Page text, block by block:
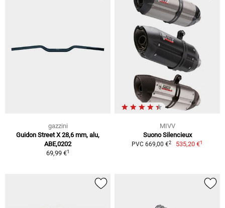
gazzini
Guidon Street X 28,6 mm, alu,
ABE,0202
69,99 €1
MIVV
Suono Silencieux
PVC 669,00 €2 535,20 €1